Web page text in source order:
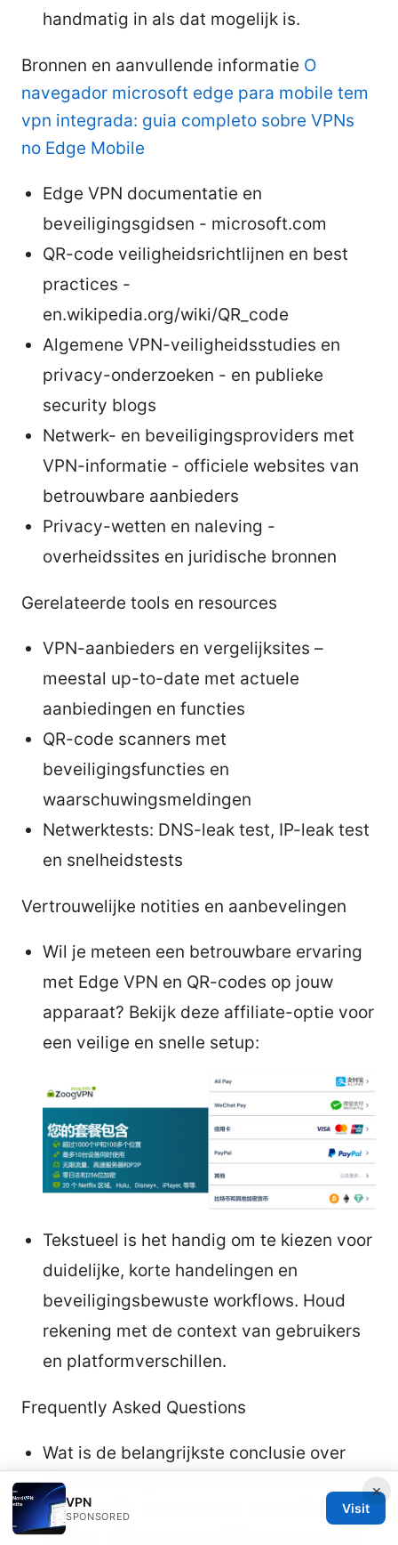
handmatig in als dat mogelijk is.
Bronnen en aanvullende informatie O
navegador microsoft edge para mobile tem
vpn integrada: guia completo sobre VPNs
no Edge Mobile
Edge VPN documentatie en
beveiligingsgidsen - microsoft.com
QR-code veiligheidsrichtlijnen en best
practices -
en.wikipedia.org/wiki/QR_code
Algemene VPN-veiligheidsstudies en
privacy-onderzoeken - en publieke
security blogs
Netwerk- en beveiligingsproviders met
VPN-informatie - officiele websites van
betrouwbare aanbieders
Privacy-wetten en naleving -
overheidssites en juridische bronnen
Gerelateerde tools en resources
VPN-aanbieders en vergelijksites –
meestal up-to-date met actuele
aanbiedingen en functies
QR-code scanners met
beveiligingsfuncties en
waarschuwingsmeldingen
Netwerktests: DNS-leak test, IP-leak test
en snelheidstests
Vertrouwelijke notities en aanbevelingen
Wil je meteen een betrouwbare ervaring
met Edge VPN en QR-codes op jouw
apparaat? Bekijk deze affiliate-optie voor
een veilige en snelle setup:
Tekstueel is het handig om te kiezen voor
duidelijke, korte handelingen en
beveiligingsbewuste workflows. Houd
rekening met de context van gebruikers
en platformverschillen.
Frequently Asked Questions
Wat is de belangrijkste conclusie over
Microsoft Edge VPN en QR-codes? Edge
VPN en QR-codes dienen verschillende
doelen: VPN voor beveiliging en privacy
×
VPN
SPONSORED
Visit